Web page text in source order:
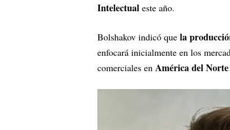
Intelectual este año.
Bolshakov indicó que la
enfocará inicialmente en los
comerciales en América del